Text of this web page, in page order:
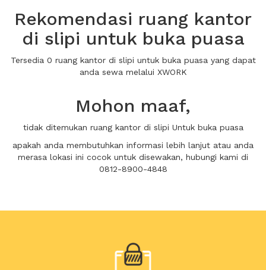
Rekomendasi ruang kantor
di slipi untuk buka puasa
Tersedia 0 ruang kantor di slipi untuk buka puasa yang dapat
anda sewa melalui XWORK
Mohon maaf,
tidak ditemukan ruang kantor di slipi Untuk buka puasa
apakah anda membutuhkan informasi lebih lanjut atau anda
merasa lokasi ini cocok untuk disewakan, hubungi kami di
0812-8900-4848